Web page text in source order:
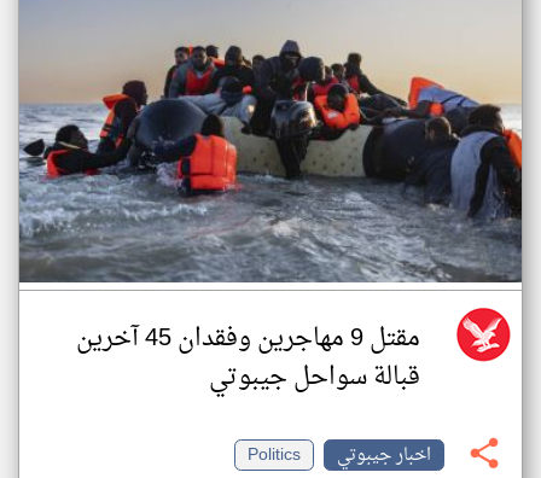
مقتل 9 مهاجرين وفقدان 45 آخرين
قبالة سواحل جيبوتي
اخبار جيبوتي
Politics